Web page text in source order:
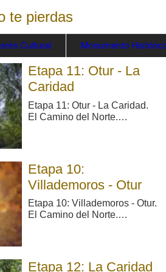
te pierdas
Cultural Monumento
Etapa 11: Otur - La
Caridad
Etapa 11: Otur - La Caridad.
El Camino del Norte.
Remedios, se sigue por la N-
634 hasta desviarse por un
camino hacia el Pico
Quemado, atravesando
Cabornas, La ...
Etapa 10:
Villademoros - Otur
Etapa 10: Villademoros - Otur.
El Camino del Norte.
opuesto de la carretera,
Etapa 12: La Caridad